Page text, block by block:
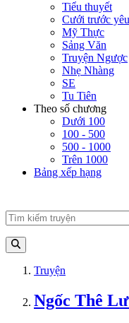
Tiểu thuyết
Cưới trước
Mỹ Thực
Sảng Văn
Truyện Ngược
Nhẹ Nhàng
SE
Tu Tiên
Theo số chương
Dưới 100
100 - 500
500 - 1000
Trên 1000
Bảng xếp hạng
Truyện
Ngốc Thê